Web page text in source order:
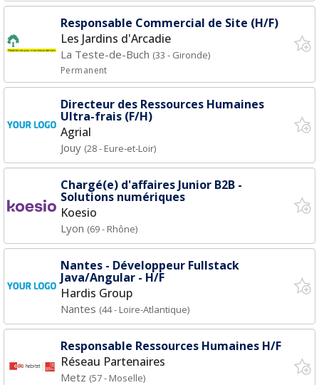
Responsable Commercial de Site (H/F)
Les Jardins d'Arcadie
La Teste-de-Buch (33 - Gironde)
Permanent
Directeur des Ressources Humaines
Ultra-frais (F/H)
Agrial
Jouy (28 - Eure-et-Loir)
Chargé(e) d'affaires Junior B2B -
Solutions numériques
Koesio
Lyon (69 - Rhône)
Nantes - Développeur Fullstack
Java/Angular - H/F
Hardis Group
Nantes (44 - Loire-Atlantique)
Responsable Ressources Humaines H/F
Réseau Partenaires
Metz (57 - Moselle)